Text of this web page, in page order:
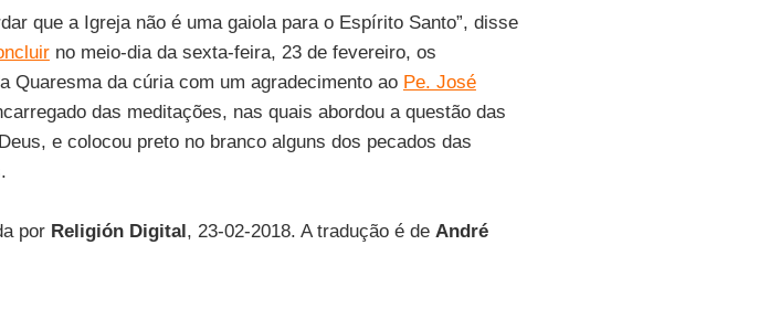
que a Igreja não é uma gaiola para o Espírito Santo”, disse
no meio-dia da sexta-feira, 23 de fevereiro, os
Quaresma da cúria com um agradecimento ao Pe. José
das meditações, nas quais abordou a questão das
e colocou preto no branco alguns dos pecados das
por Religión Digital, 23-02-2018. A tradução é de André